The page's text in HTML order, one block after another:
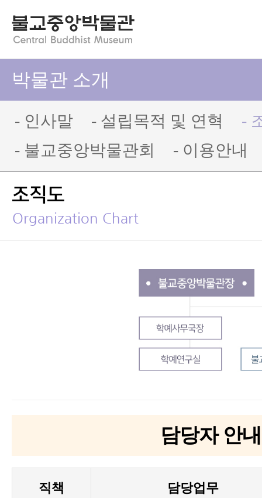
박물관 소개
- 인사말 - 설립목적 및 연혁
-
- 불교중앙박물관회
- 이용안내
조직도
Organization Chart
담당자 안내
직책 담당업무